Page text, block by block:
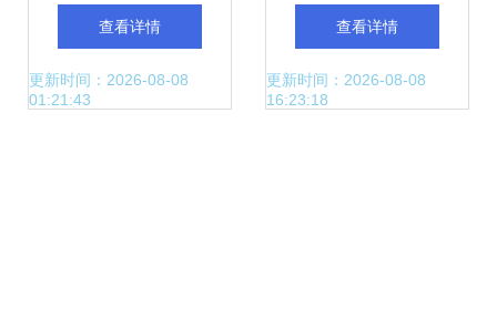
解读 技术标成关
键，全装修、装配
查看详情
更新时间：2026-08-08
01:21:43
海精星物流设备工
程，探秘智能制造
查看详情
更新时间：2026-08-08
16:23:18